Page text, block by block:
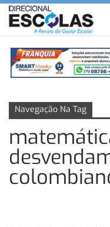
Navegação Na Tag